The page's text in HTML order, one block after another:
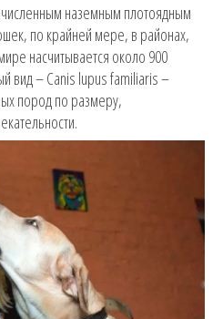
наземным плотоядным
по крайней мере, в районах,
насчитывается около 900
вид – Canis lupus familiaris –
пород по размеру,